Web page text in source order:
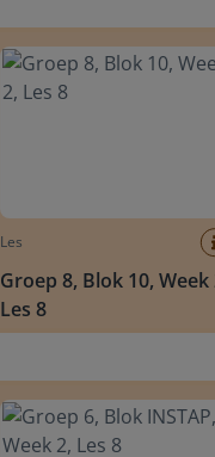
Les
Groep 8, Blok 10, Week
Les 8